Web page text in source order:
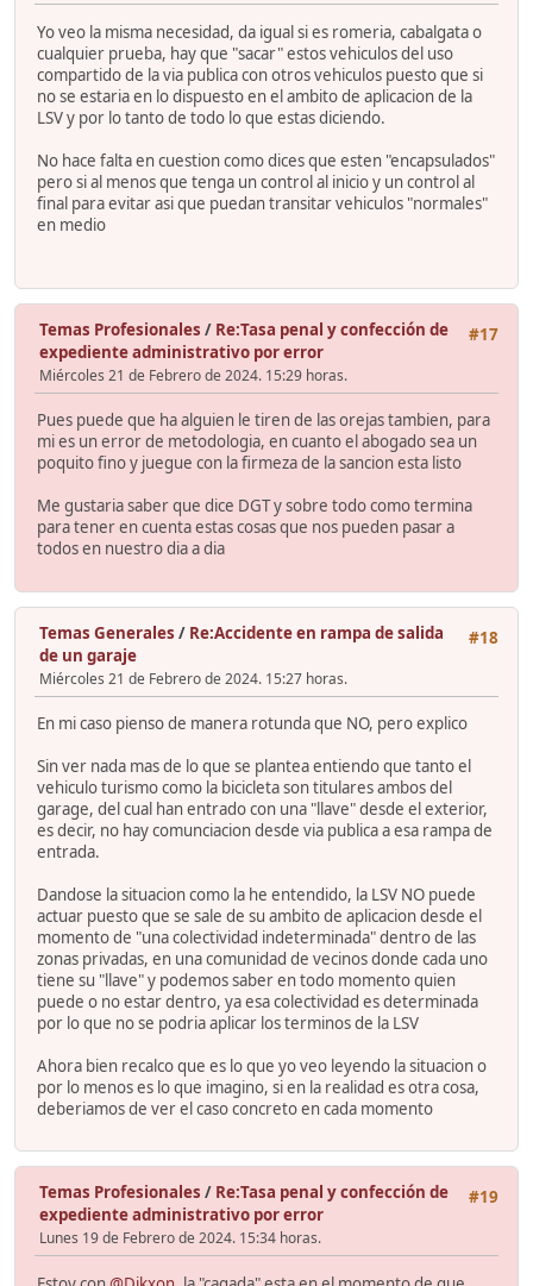
Yo veo la misma necesidad, da igual si es romeria, cabalgata o
cualquier prueba, hay que "sacar" estos vehiculos del uso
compartido de la via publica con otros vehiculos puesto que si
no se estaria en lo dispuesto en el ambito de aplicacion de la
LSV y por lo tanto de todo lo que estas diciendo.
No hace falta en cuestion como dices que esten "encapsulados"
pero si al menos que tenga un control al inicio y un control al
final para evitar asi que puedan transitar vehiculos "normales"
en medio
#17
Temas Profesionales / Re:Tasa penal y confección de
expediente administrativo por error
Miércoles 21 de Febrero de 2024. 15:29 horas.
Pues puede que ha alguien le tiren de las orejas tambien, para
mi es un error de metodologia, en cuanto el abogado sea un
poquito fino y juegue con la firmeza de la sancion esta listo
Me gustaria saber que dice DGT y sobre todo como termina
para tener en cuenta estas cosas que nos pueden pasar a
todos en nuestro dia a dia
#18
Temas Generales / Re:Accidente en rampa de salida
de un garaje
Miércoles 21 de Febrero de 2024. 15:27 horas.
En mi caso pienso de manera rotunda que NO, pero explico
Sin ver nada mas de lo que se plantea entiendo que tanto el
vehiculo turismo como la bicicleta son titulares ambos del
garage, del cual han entrado con una "llave" desde el exterior,
es decir, no hay comunciacion desde via publica a esa rampa de
entrada.
Dandose la situacion como la he entendido, la LSV NO puede
actuar puesto que se sale de su ambito de aplicacion desde el
momento de "una colectividad indeterminada" dentro de las
zonas privadas, en una comunidad de vecinos donde cada uno
tiene su "llave" y podemos saber en todo momento quien
puede o no estar dentro, ya esa colectividad es determinada
por lo que no se podria aplicar los terminos de la LSV
Ahora bien recalco que es lo que yo veo leyendo la situacion o
por lo menos es lo que imagino, si en la realidad es otra cosa,
deberiamos de ver el caso concreto en cada momento
#19
Temas Profesionales / Re:Tasa penal y confección de
expediente administrativo por error
Lunes 19 de Febrero de 2024. 15:34 horas.